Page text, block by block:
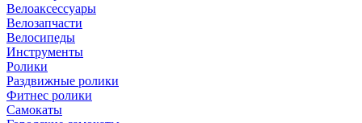
Велоаксессуары
Велозапчасти
Велосипеды
Инструменты
Ролики
Раздвижные ролики
Фитнес ролики
Самокаты